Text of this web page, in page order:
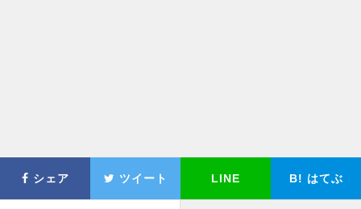
シェア ツイート LINE B! はてぶ